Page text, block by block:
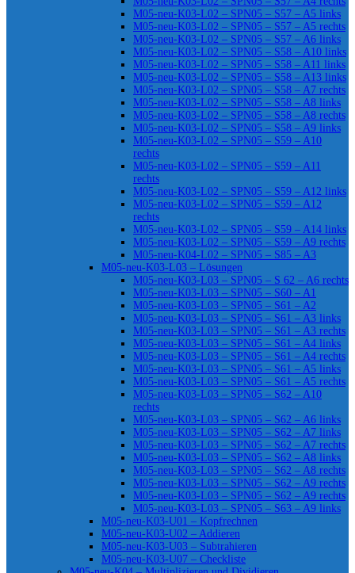
M05-neu-K03-L02 – SPN05 – S57 – A5 links
M05-neu-K03-L02 – SPN05 – S57 – A5 rechts
M05-neu-K03-L02 – SPN05 – S57 – A6 links
M05-neu-K03-L02 – SPN05 – S58 – A10 links
M05-neu-K03-L02 – SPN05 – S58 – A11 links
M05-neu-K03-L02 – SPN05 – S58 – A13 links
M05-neu-K03-L02 – SPN05 – S58 – A7 rechts
M05-neu-K03-L02 – SPN05 – S58 – A8 links
M05-neu-K03-L02 – SPN05 – S58 – A8 rechts
M05-neu-K03-L02 – SPN05 – S58 – A9 links
M05-neu-K03-L02 – SPN05 – S59 – A10
rechts
M05-neu-K03-L02 – SPN05 – S59 – A11
rechts
M05-neu-K03-L02 – SPN05 – S59 – A12 links
M05-neu-K03-L02 – SPN05 – S59 – A12
rechts
M05-neu-K03-L02 – SPN05 – S59 – A14 links
M05-neu-K03-L02 – SPN05 – S59 – A9 rechts
M05-neu-K04-L02 – SPN05 – S85 – A3
M05-neu-K03-L03 – Lösungen
M05-neu-K03-L03 – SPN05 – S 62 – A6 rechts
M05-neu-K03-L03 – SPN05 – S60 – A1
M05-neu-K03-L03 – SPN05 – S61 – A2
M05-neu-K03-L03 – SPN05 – S61 – A3 links
M05-neu-K03-L03 – SPN05 – S61 – A3 rechts
M05-neu-K03-L03 – SPN05 – S61 – A4 links
M05-neu-K03-L03 – SPN05 – S61 – A4 rechts
M05-neu-K03-L03 – SPN05 – S61 – A5 links
M05-neu-K03-L03 – SPN05 – S61 – A5 rechts
M05-neu-K03-L03 – SPN05 – S62 – A10
rechts
M05-neu-K03-L03 – SPN05 – S62 – A6 links
M05-neu-K03-L03 – SPN05 – S62 – A7 links
M05-neu-K03-L03 – SPN05 – S62 – A7 rechts
M05-neu-K03-L03 – SPN05 – S62 – A8 links
M05-neu-K03-L03 – SPN05 – S62 – A8 rechts
M05-neu-K03-L03 – SPN05 – S62 – A9 rechts
M05-neu-K03-L03 – SPN05 – S62 – A9 rechts
M05-neu-K03-L03 – SPN05 – S63 – A9 links
M05-neu-K03-U01 – Kopfrechnen
M05-neu-K03-U02 – Addieren
M05-neu-K03-U03 – Subtrahieren
M05-neu-K03-U07 – Checkliste